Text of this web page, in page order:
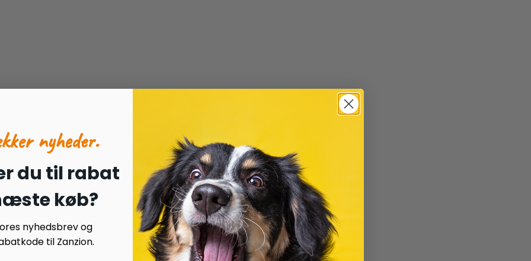
nyheder.
du til rabat
køb?
nyhedsbrev og
til Zanzion.